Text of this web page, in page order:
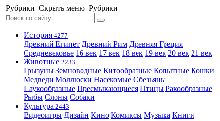
Рубрики Скрыть меню Рубрики
История 4277
Древний Египет Древний Рим Древняя Греция
Средневековье 16 век 17 век 18 век 19 век 20 век 21 век
Животные 2233
Грызуны Земноводные Китообразные Копытные Кошки
Медведи Моллюски Насекомые Обезьяны
Паукообразные Пресмыкающиеся Птицы Ракообразные
Рыбы Слоны Собаки
Культура 2443
Видеоигры Дизайн Кино Комиксы Музыка Книги